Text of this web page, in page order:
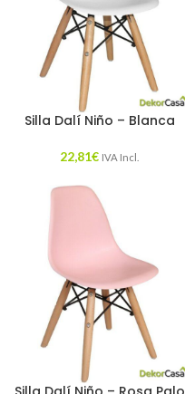
Silla Dalí Niño – Blanca
22,81€ IVA Incl.